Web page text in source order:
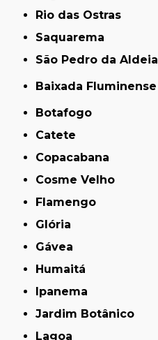
Rio das Ostras
Saquarema
São Pedro da Aldeia
Baixada Fluminense
Botafogo
Catete
Copacabana
Cosme Velho
Flamengo
Glória
Gávea
Humaitá
Ipanema
Jardim Botânico
Lagoa